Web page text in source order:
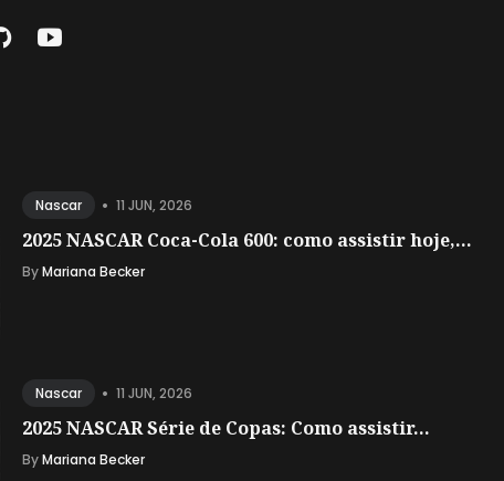
Nascar • 11 JUN, 2026
2025 NASCAR Coca-Cola 600: como assistir hoje,...
ByMariana Becker
Nascar • 11 JUN, 2026
2025 NASCAR Série de Copas: Como assistir...
ByMariana Becker